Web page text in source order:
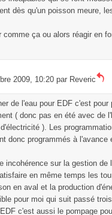
dès qu'un poisson meure,
ça ou alors réagir en
2009, 10:20 par Reveric
de l'eau pour EDF c'est pour
( donc pas en été avec de
). Les
donc programmés à l'avance
incohérence sur la gestion de
en même temps les
en aval et la production
pour moi qui suit passé
c'est aussi le pompage